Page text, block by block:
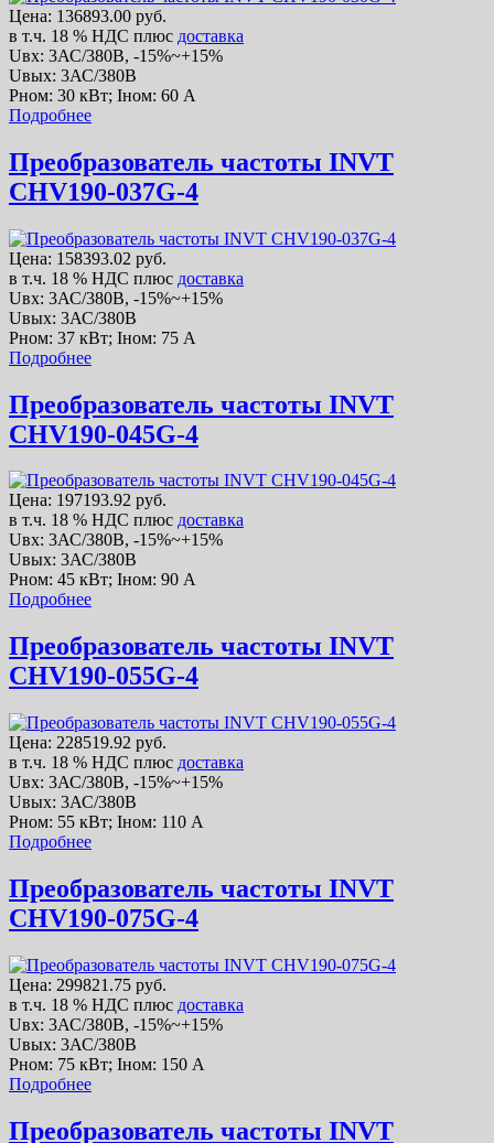
Цена: 136893.00 руб.
в т.ч. 18 % НДС плюс доставка
Uвх: 3АС/380В, -15%~+15%
Uвых: 3АС/380В
Рном: 30 кВт; Iном: 60 А
Подробнее
Преобразователь частоты INVT
CHV190-037G-4
Цена: 158393.02 руб.
в т.ч. 18 % НДС плюс доставка
Uвх: 3АС/380В, -15%~+15%
Uвых: 3АС/380В
Рном: 37 кВт; Iном: 75 А
Подробнее
Преобразователь частоты INVT
CHV190-045G-4
Цена: 197193.92 руб.
в т.ч. 18 % НДС плюс доставка
Uвх: 3АС/380В, -15%~+15%
Uвых: 3АС/380В
Рном: 45 кВт; Iном: 90 А
Подробнее
Преобразователь частоты INVT
CHV190-055G-4
Цена: 228519.92 руб.
в т.ч. 18 % НДС плюс доставка
Uвх: 3АС/380В, -15%~+15%
Uвых: 3АС/380В
Рном: 55 кВт; Iном: 110 А
Подробнее
Преобразователь частоты INVT
CHV190-075G-4
Цена: 299821.75 руб.
в т.ч. 18 % НДС плюс доставка
Uвх: 3АС/380В, -15%~+15%
Uвых: 3АС/380В
Рном: 75 кВт; Iном: 150 А
Подробнее
Преобразователь частоты INVT